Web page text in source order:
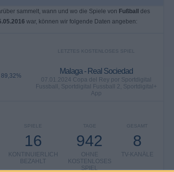
sammelt, wann und wo die Spiele von Fußball
des
war, können wir folgende Daten angeben:
89,32%
LETZTES KOSTENLOSES SPIEL
Malaga - Real Sociedad
07.01.2024 Copa del Rey por Sportdigital
Fussball, Sportdigital Fussball 2, Sportdigital+
App
GESAMT
8
TV-KANÄLE
TAGE
942
OHNE
KOSTENLOSES
SPIEL
SPIELE
16
KONTINUIERLICH
BEZAHLT